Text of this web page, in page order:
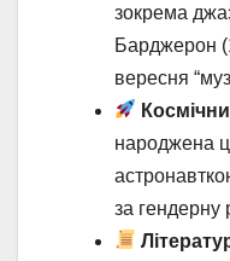
зокрема
Барджерон
вересня
народжена
за гендерну